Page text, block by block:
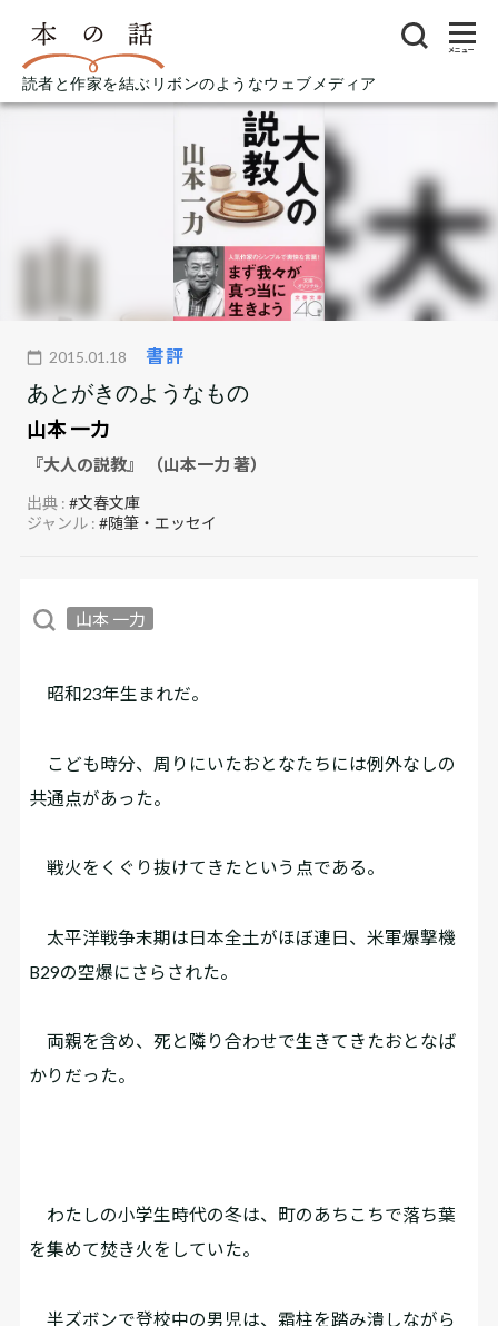
読者と作家を結ぶリボンのようなウェブメディア
メニュー
2015.01.18 書評
あとがきのようなもの
山本 一力
『大人の説教』 （山本一力 著）
出典 :#文春文庫
ジャンル :#随筆・エッセイ
山本 一力
昭和23年生まれだ。
こども時分、周りにいたおとなたちには例外なしの
共通点があった。
戦火をくぐり抜けてきたという点である。
太平洋戦争末期は日本全土がほぼ連日、米軍爆撃機
B29の空爆にさらされた。
両親を含め、死と隣り合わせで生きてきたおとなば
かりだった。
わたしの小学生時代の冬は、町のあちこちで落ち葉
を集めて焚き火をしていた。
半ズボンで登校中の男児は、霜柱を踏み潰しながら